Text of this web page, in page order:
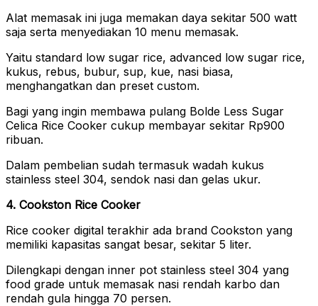
Alat memasak ini juga memakan daya sekitar 500 watt
saja serta menyediakan 10 menu memasak.
Yaitu standard low sugar rice, advanced low sugar rice,
kukus, rebus, bubur, sup, kue, nasi biasa,
menghangatkan dan preset custom.
Bagi yang ingin membawa pulang Bolde Less Sugar
Celica Rice Cooker cukup membayar sekitar Rp900
ribuan.
Dalam pembelian sudah termasuk wadah kukus
stainless steel 304, sendok nasi dan gelas ukur.
4. Cookston Rice Cooker
Rice cooker digital terakhir ada brand Cookston yang
memiliki kapasitas sangat besar, sekitar 5 liter.
Dilengkapi dengan inner pot stainless steel 304 yang
food grade untuk memasak nasi rendah karbo dan
rendah gula hingga 70 persen.